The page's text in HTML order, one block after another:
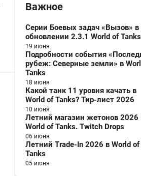
Важное
Серии Боевых задач «Вызов» в
обновлении 2.3.1 World of Tanks
19 июня
Подробности события
рубеж: Северные земли» в
Tanks
18 июня
Какой танк 11 уровня качать в
World of Tanks? Тир-лист 2026
10 июня
Летний магазин жетонов 2026
World of Tanks. Twitch Drops
06 июня
Летний Trade-In 2026 в World of
Tanks
05 июня